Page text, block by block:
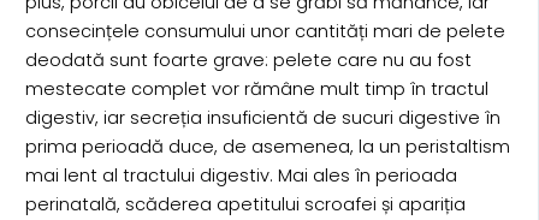
consecințele consumului unor cantități mari de pelete
deodată sunt foarte grave: pelete care nu au fost
mestecate complet vor rămâne mult timp în tractul
digestiv, iar secreția insuficientă de sucuri digestive în
prima perioadă duce, de asemenea, la un peristaltism
mai lent al tractului digestiv. Mai ales în perioada
perinatală, scăderea apetitului scroafei și apariția